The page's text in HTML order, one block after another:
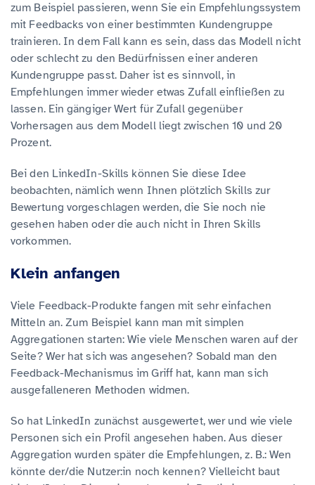
zum Beispiel passieren, wenn Sie ein Empfehlungssystem
mit Feedbacks von einer bestimmten Kundengruppe
trainieren. In dem Fall kann es sein, dass das Modell nicht
oder schlecht zu den Bedürfnissen einer anderen
Kundengruppe passt. Daher ist es sinnvoll, in
Empfehlungen immer wieder etwas Zufall einfließen zu
lassen. Ein gängiger Wert für Zufall gegenüber
Vorhersagen aus dem Modell liegt zwischen 10 und 20
Prozent.
Bei den LinkedIn-Skills können Sie diese Idee
beobachten, nämlich wenn Ihnen plötzlich Skills zur
Bewertung vorgeschlagen werden, die Sie noch nie
gesehen haben oder die auch nicht in Ihren Skills
vorkommen.
Klein anfangen
Viele Feedback-Produkte fangen mit sehr einfachen
Mitteln an. Zum Beispiel kann man mit simplen
Aggregationen starten: Wie viele Menschen waren auf der
Seite? Wer hat sich was angesehen? Sobald man den
Feedback-Mechanismus im Griff hat, kann man sich
ausgefalleneren Methoden widmen.
So hat LinkedIn zunächst ausgewertet, wer und wie viele
Personen sich ein Profil angesehen haben. Aus dieser
Aggregation wurden später die Empfehlungen, z. B.: Wen
könnte der/die Nutzer:in noch kennen? Vielleicht baut